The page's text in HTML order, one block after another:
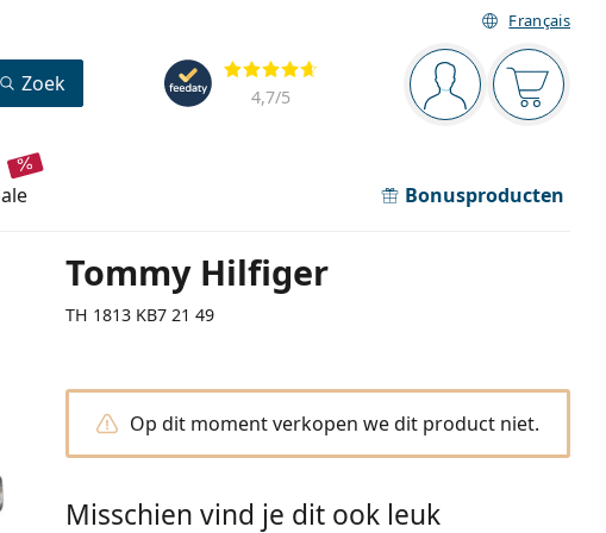
Français
Navigatie
Je bent ingelogd
Jouw
Beoordelingen
4,7/5
Zoek
sale Bonusproducten
Tommy Hilfiger
TH 1813 KB7 21 49
Op dit moment verkopen we dit product niet.
Misschien vind je dit ook leuk